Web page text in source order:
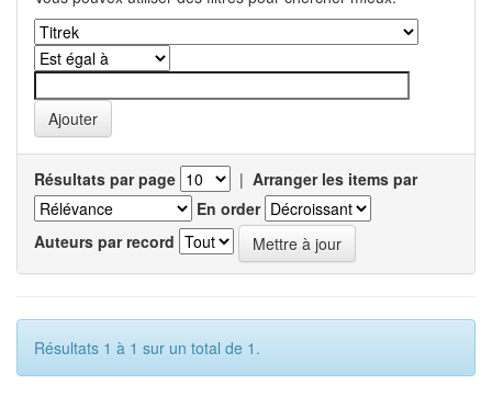
Résultats par page | Arranger les items par
En order
Auteurs par record
Résultats 1 à 1 sur un total de 1.